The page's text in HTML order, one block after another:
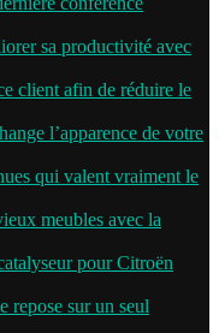
sa productivité avec
client afin de réduire le
l’apparence de votre
qui valent vraiment le
meubles avec la
pour Citroën
repose sur un seul